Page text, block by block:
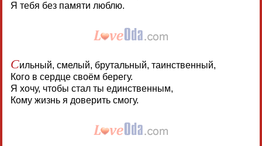
Я тебя без памяти люблю.
Сильный, смелый, брутальный, таинственный,
Кого в сердце своём берегу.
Я хочу, чтобы стал ты единственным,
Кому жизнь я доверить смогу.